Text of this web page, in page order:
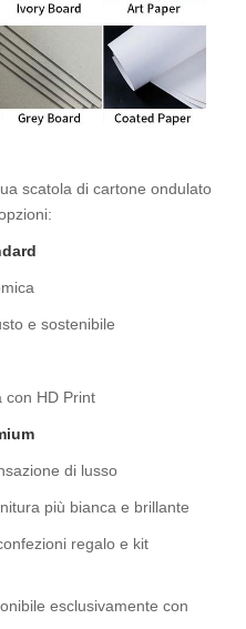
scatola di cartone ondulato
e sostenibile
HD Print
di lusso
più bianca e brillante
regalo e kit
esclusivamente con